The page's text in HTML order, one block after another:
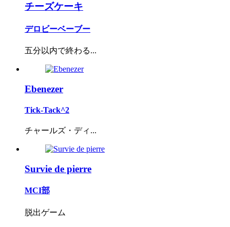
チーズケーキ
デロビーベーブー
五分以内で終わる...
Ebenezer
Tick-Tack^2
チャールズ・ディ...
Survie de pierre
MCI部
脱出ゲーム